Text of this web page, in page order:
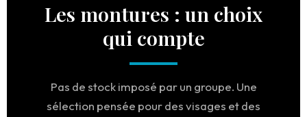
Les montures : un choix
qui compte
Pas de stock imposé par un groupe. Une
sélection pensée pour des visages et des